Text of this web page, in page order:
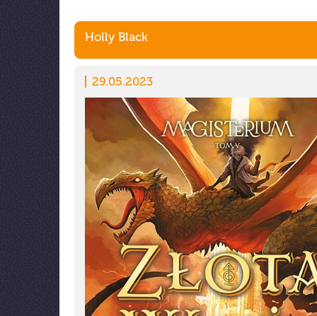
Holly Black
29.05.2023